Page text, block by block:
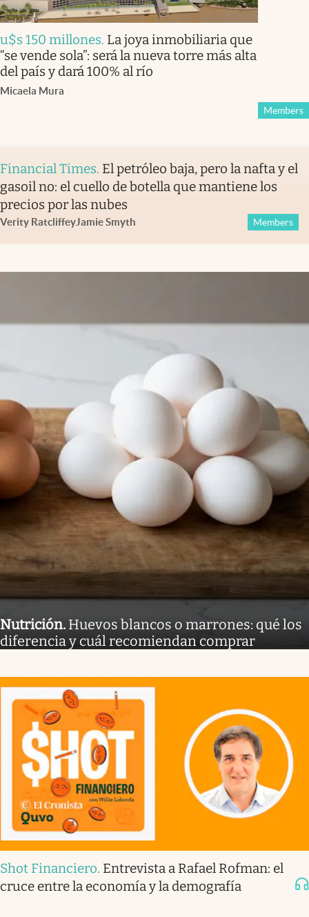
u$s 150 millones. La joya inmobiliaria que
“se vende sola”: será la nueva torre más alta
del país y dará 100% al río
Micaela Mura
Members
Financial Times. El petróleo baja, pero la nafta y el
gasoil no: el cuello de botella que mantiene los
precios por las nubes
Verity RatcliffeyJamie Smyth Members
Nutrición. Huevos blancos o marrones: qué los
diferencia y cuál recomiendan comprar
Shot Financiero. Entrevista a Rafael Rofman: el
cruce entre la economía y la demografía